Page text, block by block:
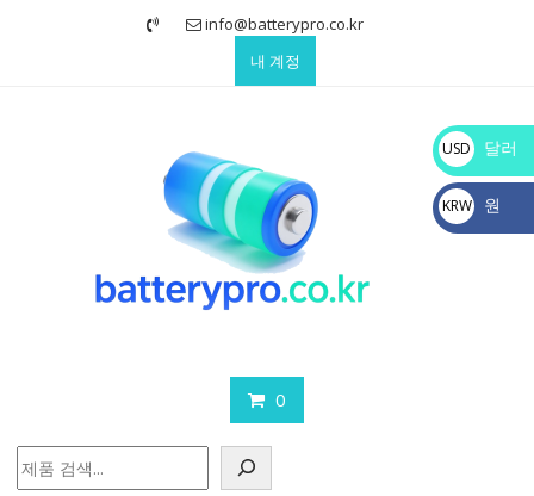
info@batterypro.co.kr
내 계정
0
색
USD
$
달러
KRW
₩
원